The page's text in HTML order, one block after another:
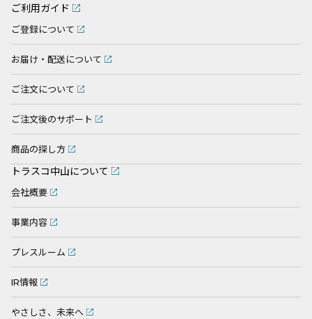
ご利用ガイド
ご登録について
お届け・配送について
ご注文について
ご注文後のサポート
商品の探し方
トラスコ中山について
会社概要
事業内容
プレスルーム
IR情報
やさしさ、未来へ